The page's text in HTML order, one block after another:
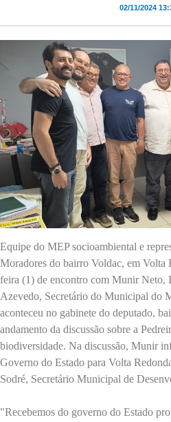
02/11/2024
Equipe do MEP socioambiental e
Moradores do bairro Voldac, em Volta
feira (1) de encontro com Munir Neto,
Azevedo, Secretário do Municipal do
aconteceu no gabinete do deputado,
andamento da discussão sobre a
biodiversidade. Na discussão, Munir
Governo do Estado para Volta
Sodré, Secretário Municipal de
"Recebemos do governo do Estado